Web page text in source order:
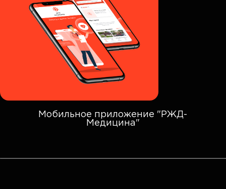
Мобильное приложение "РЖД-
Медицина"